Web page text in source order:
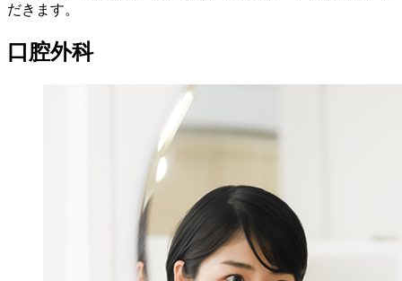
だきます。
口腔外科